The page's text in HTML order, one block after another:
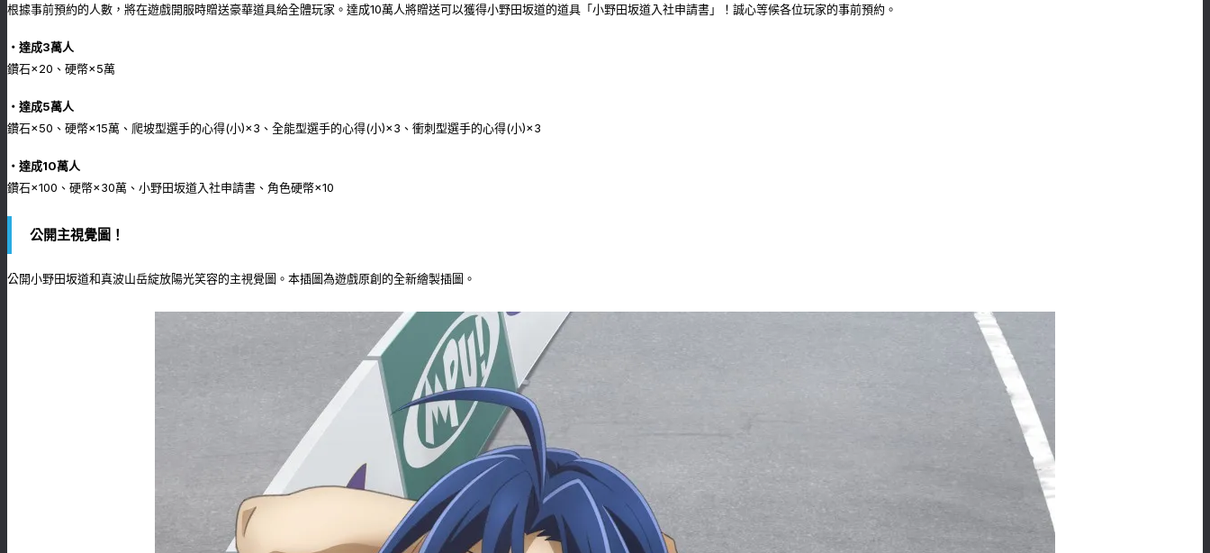
根據事前預約的人數，將在遊戲開服時贈送豪華道具給全體玩家。達成10萬人將贈送可以獲得小野田坂道的道具「小野田坂道入社申請書」！誠心等候各位玩家的事前預約。
・達成3萬人
鑽石×20、硬幣×5萬
・達成5萬人
鑽石×50、硬幣×15萬、爬坡型選手的心得(小)×3、全能型選手的心得(小)×3、衝刺型選手的心得(小)×3
・達成10萬人
鑽石×100、硬幣×30萬、小野田坂道入社申請書、角色硬幣×10
公開主視覺圖！
公開小野田坂道和真波山岳綻放陽光笑容的主視覺圖。本插圖為遊戲原創的全新繪製插圖。